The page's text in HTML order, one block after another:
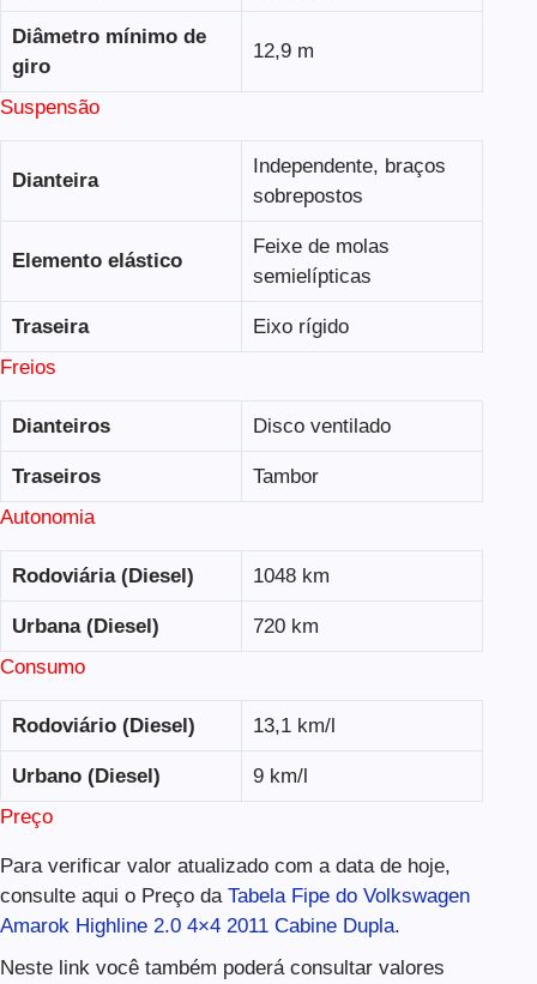
Diâmetro mínimo de
giro
12,9 m
Suspensão
Dianteira
Independente, braços
sobrepostos
Elemento elástico
Feixe de molas
semielípticas
Traseira
Eixo rígido
Freios
Dianteiros Disco ventilado
Traseiros
Tambor
Autonomia
Rodoviária (Diesel) 1048 km
Urbana (Diesel)
720 km
Consumo
Rodoviário (Diesel) 13,1 km/l
Urbano (Diesel)
9 km/l
Preço
Para verificar valor atualizado com a data de hoje,
consulte aqui o Preço da Tabela Fipe do Volkswagen
Amarok Highline 2.0 4×4 2011 Cabine Dupla.
Neste link você também poderá consultar valores